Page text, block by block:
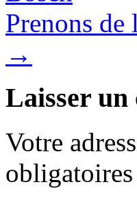
Prenons de
→
Laisser un
Votre